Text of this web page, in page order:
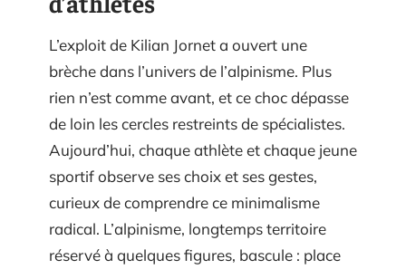
L’exploit de Kilian Jornet a ouvert une
brèche dans l’univers de l’alpinisme. Plus
rien n’est comme avant, et ce choc dépasse
de loin les cercles restreints de spécialistes.
Aujourd’hui, chaque athlète et chaque jeune
sportif observe ses choix et ses gestes,
curieux de comprendre ce minimalisme
radical. L’alpinisme, longtemps territoire
réservé à quelques figures, bascule : place